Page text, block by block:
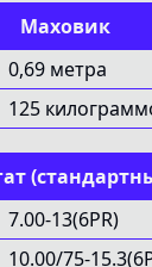
Маховик
0,69 метра
125
7.00-13(6PR)
10.00/75-